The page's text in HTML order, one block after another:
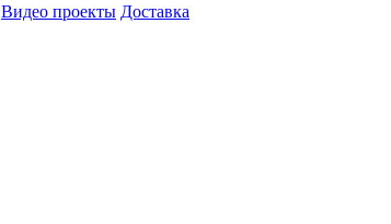
Видео проекты Доставка